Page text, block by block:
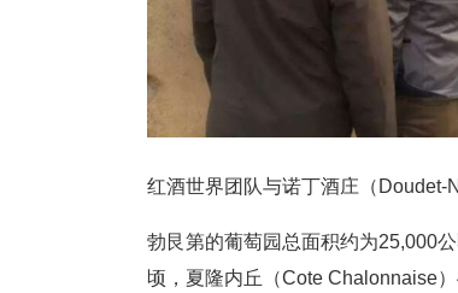
红酒世界团队与诺丁酒庄（
勃艮第的葡萄园总面积约为25,000
顷，夏隆内丘（Cote Chalonnaise